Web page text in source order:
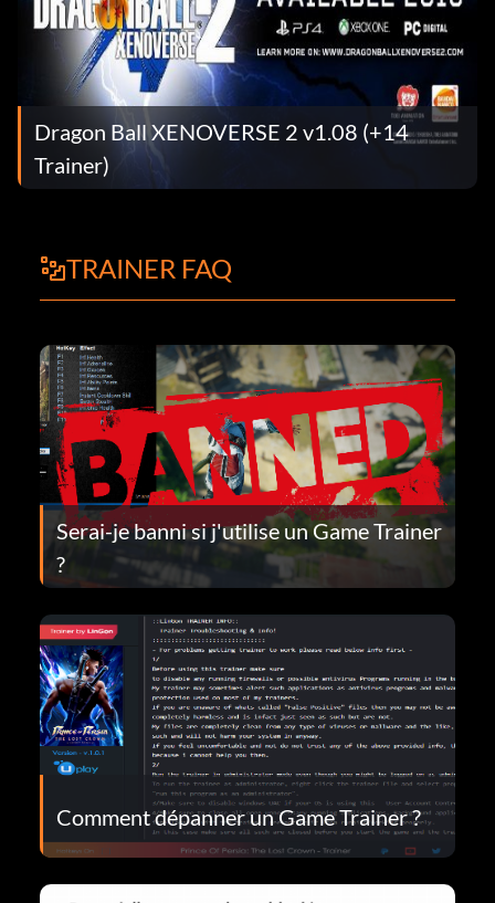
Dragon Ball XENOVERSE 2 v1.08 (+14
Trainer)
TRAINER FAQ
Serai-je banni si j'utilise un Game Trainer
?
Comment dépanner un Game Trainer ?